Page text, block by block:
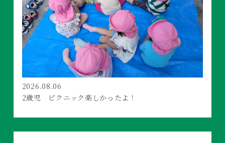
2026.08.06
2歳児 ピクニック楽しかったよ！